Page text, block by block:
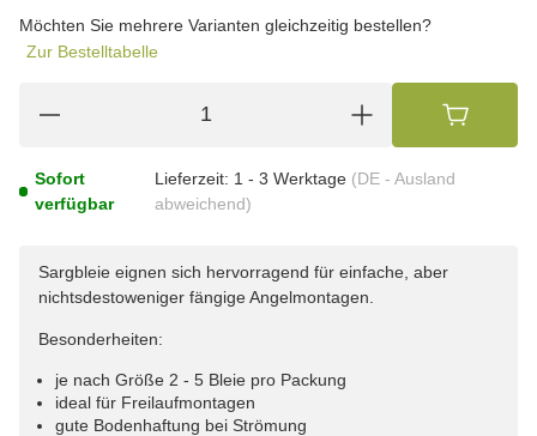
Möchten Sie mehrere Varianten gleichzeitig bestellen?
Zur Bestelltabelle
Sofort
verfügbar
Lieferzeit: 1 - 3 Werktage (DE - Ausland
abweichend)
Sargbleie eignen sich hervorragend für einfache, aber
nichtsdestoweniger fängige Angelmontagen.
Besonderheiten:
je nach Größe 2 - 5 Bleie pro Packung
ideal für Freilaufmontagen
gute Bodenhaftung bei Strömung